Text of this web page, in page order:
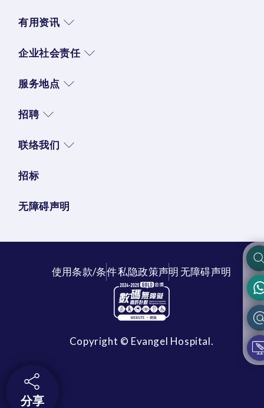
有用资讯
企业社会责任
服务地点
招聘
联络我们
招标
无障碍声明
使用条款/条件私隐政策声明无障碍声明
Copyright © Evangel Hospital.
分享